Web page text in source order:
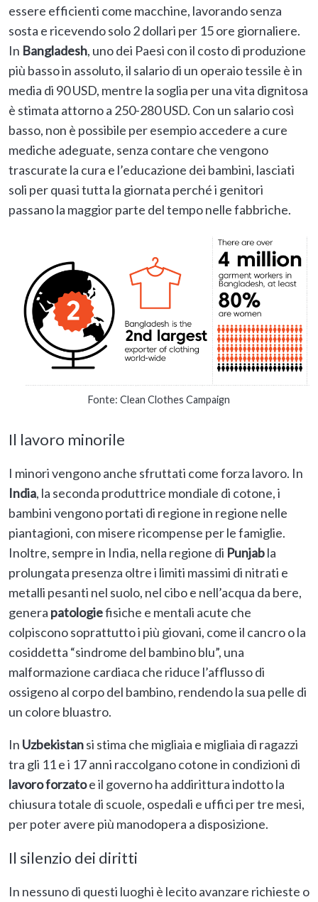
essere efficienti come macchine, lavorando senza
sosta e ricevendo solo 2 dollari per 15 ore giornaliere.
In Bangladesh, uno dei Paesi con il costo di produzione
più basso in assoluto, il salario di un operaio tessile è in
media di 90 USD, mentre la soglia per una vita dignitosa
è stimata attorno a 250-280 USD. Con un salario così
basso, non è possibile per esempio accedere a cure
mediche adeguate, senza contare che vengono
trascurate la cura e l’educazione dei bambini, lasciati
soli per quasi tutta la giornata perché i genitori
passano la maggior parte del tempo nelle fabbriche.
Fonte: Clean Clothes Campaign
Il lavoro minorile
I minori vengono anche sfruttati come forza lavoro. In
India, la seconda produttrice mondiale di cotone, i
bambini vengono portati di regione in regione nelle
piantagioni, con misere ricompense per le famiglie.
Inoltre, sempre in India, nella regione di Punjabla
prolungata presenza oltre i limiti massimi di nitrati e
metalli pesanti nel suolo, nel cibo e nell’acqua da bere,
genera patologiefisiche e mentali acute che
colpiscono soprattutto i più giovani, come il cancro o la
cosiddetta “sindrome del bambino blu”, una
malformazione cardiaca che riduce l’afflusso di
ossigeno al corpo del bambino, rendendo la sua pelle di
un colore bluastro.
In Uzbekistansi stima che migliaia e migliaia di ragazzi
tra gli 11 e i 17 anni raccolgano cotone in condizioni di
lavoro forzatoe il governo ha addirittura indotto la
chiusura totale di scuole, ospedali e uffici per tre mesi,
per poter avere più manodopera a disposizione.
Il silenzio dei diritti
In nessuno di questi luoghi è lecito avanzare richieste o